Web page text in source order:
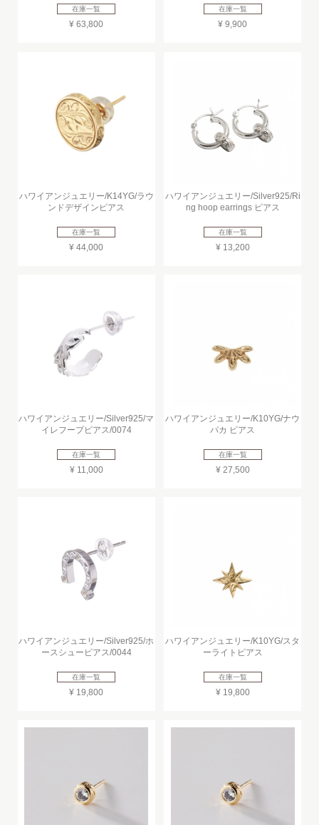
在庫一覧
¥ 63,800
在庫一覧
¥ 9,900
ハワイアンジュエリー/K14YG/ラウ
ンドデザインピアス
在庫一覧
¥ 44,000
ハワイアンジュエリー/Silver925/Ri
ng hoop earrings ピアス
在庫一覧
¥ 13,200
ハワイアンジュエリー/Silver925/マ
イレフープピアス/0074
在庫一覧
¥ 11,000
ハワイアンジュエリー/K10YG/ナウ
パカ ピアス
在庫一覧
¥ 27,500
ハワイアンジュエリー/Silver925/ホ
ースシューピアス/0044
在庫一覧
¥ 19,800
ハワイアンジュエリー/K10YG/スタ
ーライトピアス
在庫一覧
¥ 19,800